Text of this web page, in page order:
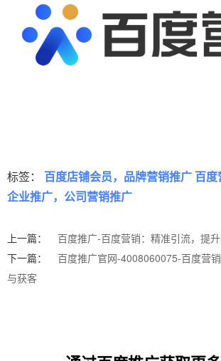
标签： 百度店铺会员，品牌营销推广 百度
企业推广，公司营销推广
上一篇：
百度推广-百度营销：精准引流，提
下一篇：
百度推广官网-4008060075-百度营
与获客